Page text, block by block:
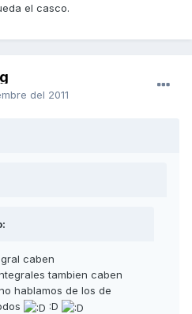
el casco.
del 2011
caben
tambien caben
hablamos de los de
:D